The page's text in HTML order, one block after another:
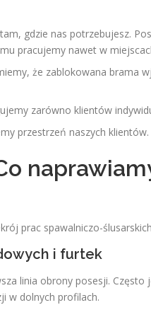
gdzie nas potrzebujesz.
pracujemy nawet w
że zablokowana brama
zarówno klientów
przestrzeń naszych
prac spawalniczo-
i furtek
linia obrony posesji.
w dolnych profilach.